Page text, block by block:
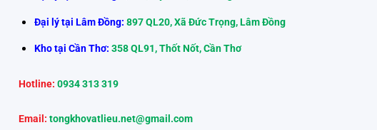
Đại lý tại Lâm Đồng: 897 QL20, Xã Đức Trọng, Lâm Đồng
Kho tại Cần Thơ: 358 QL91, Thốt Nốt, Cần Thơ
Hotline: 0934 313 319
Email: tongkhovatlieu.net@gmail.com